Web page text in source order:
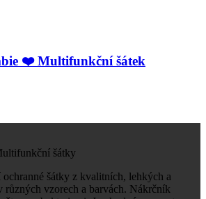
❤️ Multifunkční šátek
šátky
šátky z kvalitních, lehkých a
různých vzorech a barvách. Nákrčník